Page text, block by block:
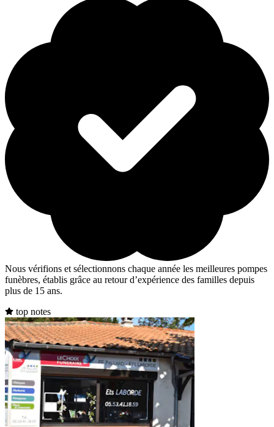
Nous vérifions et sélectionnons chaque année les meilleures pompes
funèbres, établis grâce au retour d’expérience des familles depuis
plus de 15 ans.
top notes